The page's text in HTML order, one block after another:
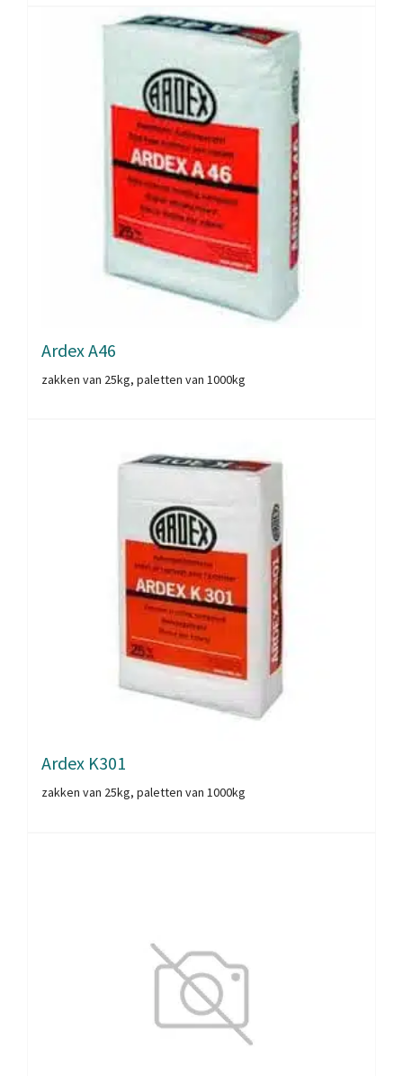
Ardex A46
zakken van 25kg, paletten van 1000kg
Ardex K301
zakken van 25kg, paletten van 1000kg